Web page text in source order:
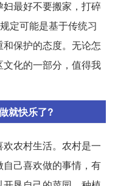
最好不要搬家，打碎
定可能是基于传统习
保护的态度。无论怎
化的一部分，值得我
就快乐了?
农村生活。农村是一
己喜欢做的事情，有